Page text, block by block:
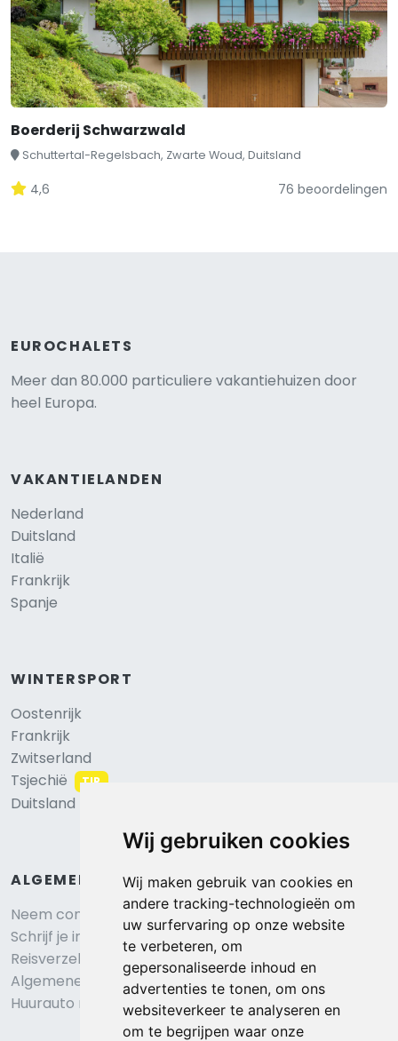
Wij gebruiken cookies
Wij maken gebruik van cookies en
andere tracking-technologieën om
uw surfervaring op onze website
te verbeteren, om
gepersonaliseerde inhoud en
advertenties te tonen, om ons
websiteverkeer te analyseren en
om te begrijpen waar onze
Boerderij Schwarzwald
Schuttertal-Regelsbach, Zwarte Woud, Duitsland
4,6 76 beoordelingen
EUROCHALETS
Meer dan 80.000 particuliere vakantiehuizen door
heel Europa.
VAKANTIELANDEN
Nederland
Duitsland
Italië
Frankrijk
Spanje
WINTERSPORT
Oostenrijk
Frankrijk
Zwitserland
Tsjechië
TIP
Duitsland
ALGEMEEN
Neem contact op
Schrijf je in voor onze nieuwsbrief
Reisverzekering afsluiten
Algemene voorwaarden
Huurauto reserveren